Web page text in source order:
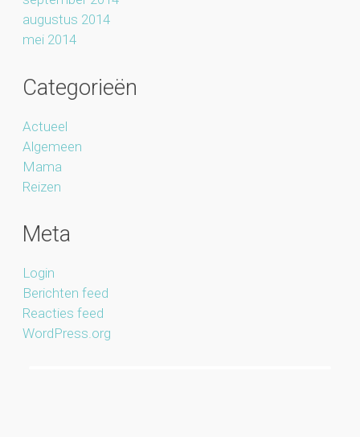
augustus 2014
mei 2014
Categorieën
Actueel
Algemeen
Mama
Reizen
Meta
Login
Berichten feed
Reacties feed
WordPress.org